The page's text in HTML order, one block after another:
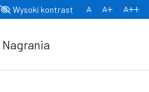
Wysoki kontrast
Nagrania